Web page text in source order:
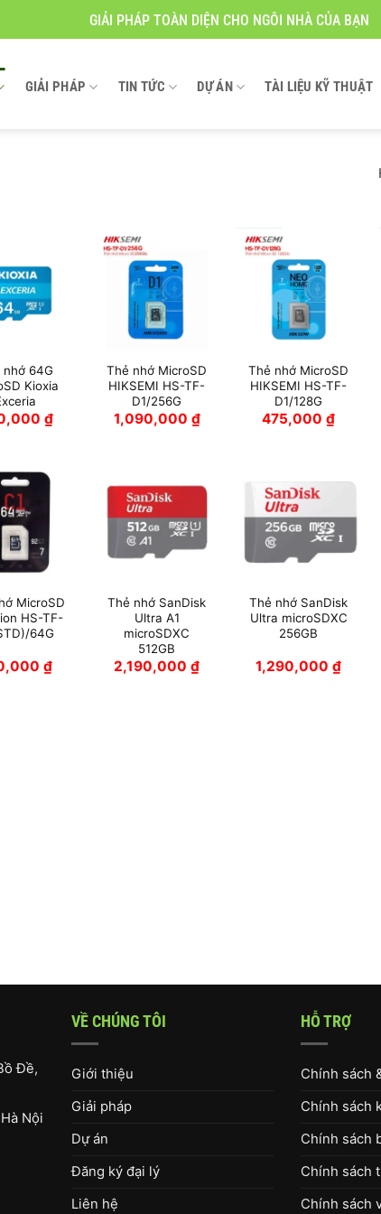
GIẢI PHÁP TOÀN DIỆN CHO NGÔI NHÀ CỦA BẠN
GIẢI PHÁP TIN TỨC DỰ ÁN TÀI LIỆU KỸ THUẬT
nhớ 64G
Kioxia
₫
Thẻ nhớ MicroSD
HIKSEMI HS-TF-
D1/256G
1,090,000 ₫
Thẻ nhớ MicroSD
HIKSEMI HS-TF-
D1/128G
475,000₫
MicroSD
HS-TF-
64G
₫
Thẻ nhớ SanDisk
Ultra A1
microSDXC
512GB
2,190,000₫
Thẻ nhớ SanDisk
Ultra microSDXC
256GB
1,290,000₫
Đề,
Nội
VỀ CHÚNG TÔI
Giới thiệu
Giải pháp
Dự án
Đăng ký đại lý
Liên hệ
HỖ TRỢ
Chính sách
Chính sách
Chính sách
Chính sách
Chính sách